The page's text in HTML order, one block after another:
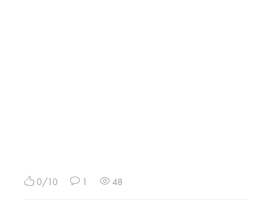
0/10 1 48